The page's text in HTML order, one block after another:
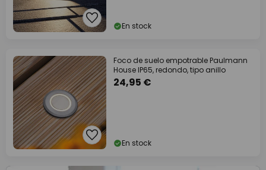
En stock
Foco de suelo empotrable Paulmann
House IP65, redondo, tipo anillo
24,95 €
En stock